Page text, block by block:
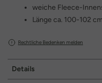
weiche Fleece-
Länge ca. 100-102
Rechtliche Bedenken melden
Details